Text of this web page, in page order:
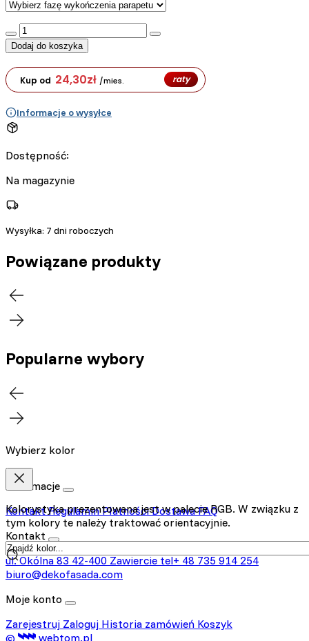
:product_name quantity
Dodaj do koszyka
Kup od 24,30zł /mies. raty
Informacje o wysyłce
Dostępność:
Na magazynie
Wysyłka: 7 dni roboczych
Powiązane produkty
Popularne wybory
Wybierz kolor
Kolorystyka prezentowana jest w palecie RGB. W związku z
tym kolory te należy traktować orientacyjnie.
Informacje
KontaktRegulaminPłatnościDostawaFAQ
Kontakt
ul. Okólna 83 42-400 Zawiercie tel+ 48 735 914 254
biuro@dekofasada.com
Moje konto
Zarejestruj Zaloguj Historia zamówień Koszyk
©
webtom.pl